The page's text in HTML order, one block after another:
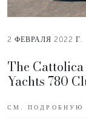
2 ФЕВРАЛЯ 2022 Г.
The
Yachts 780
СМ.